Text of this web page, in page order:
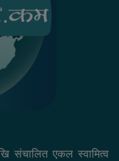
संचालित एकल स्वामित्व